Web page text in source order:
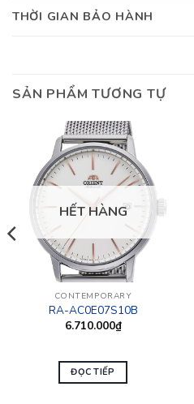
THỜI GIAN BẢO HÀNH
SẢN PHẨM TƯƠNG TỰ
HẾT HÀNG
CONTEMPORARY
RA-AC0E07S10B
6.710.000₫
ĐỌC TIẾP